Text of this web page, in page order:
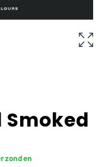
Smoked